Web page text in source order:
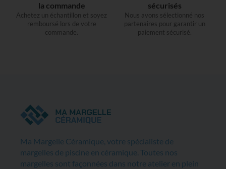
la commande
Achetez un échantillon et soyez
remboursé lors de votre
commande.
sécurisés
Nous avons sélectionné nos
partenaires pour garantir un
paiement sécurisé.
Ma Margelle Céramique, votre spécialiste de
margelles de piscine en céramique. Toutes nos
margelles sont façonnées dans notre atelier en plein